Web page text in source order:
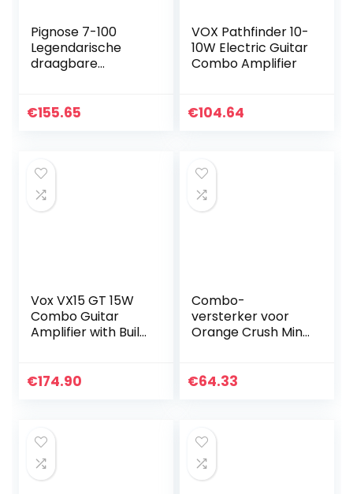
Pignose 7-100
Legendarische
draagbare
€155.65
VOX Pathfinder 10-
10W Electric Guitar
Combo Amplifier
€104.64
Vox VX15 GT 15W
Combo Guitar
Amplifier with Built
€174.90
Combo-
versterker voor
Orange Crush Mini
€64.33